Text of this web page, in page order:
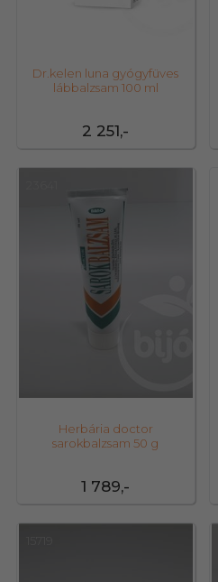
2 251,-
Dr.kelen luna gyógyfüves
lábbalzsam 100 ml
1 789,-
Herbária doctor
sarokbalzsam 50 g